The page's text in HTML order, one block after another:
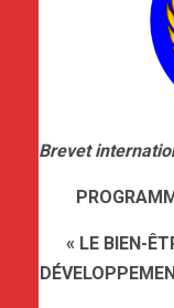
Brevet
« LE BIEN-